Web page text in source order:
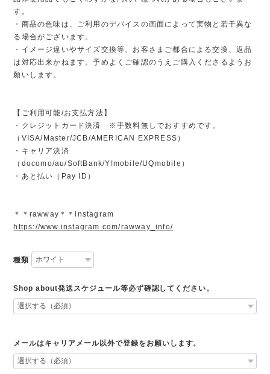
す。
・商品の色味は、ご利用のデバイスの画面によって実物と若干異な
る場合がございます。
・イメージ違いやサイズ交換等、お客さまご都合による交換、返品
は対応出来かねます。予めよくご確認のうえご購入くださるようお
願いします。
【ご利用可能/お支払方法】
・クレジットカード決済 ※手数料無しでおすすめです。
（VISA/Master/JCB/AMERICAN EXPRESS）
・キャリア決済
（docomo/au/SoftBank/Y!mobile/UQmobile）
・あと払い（Pay ID）
＊＊rawway＊＊instagram
https://www.instagram.com/rawway_info/
種類
Shop about発送スケジュール等必ず確認してください。
メールはキャリアメール以外で登録をお願いします。